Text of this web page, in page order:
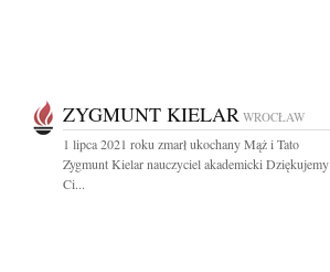
ZYGMUNT KIELAR WROCŁAW
1 lipca 2021 roku zmarł ukochany Mąż i Tato
Zygmunt Kielar nauczyciel akademicki Dziękujemy
Ci...